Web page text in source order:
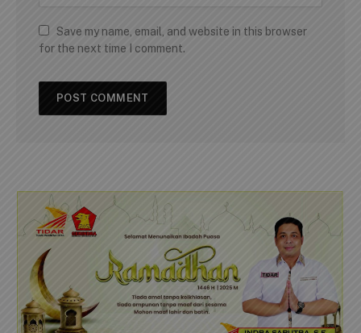
Save my name, email, and website in this browser
for the next time I comment.